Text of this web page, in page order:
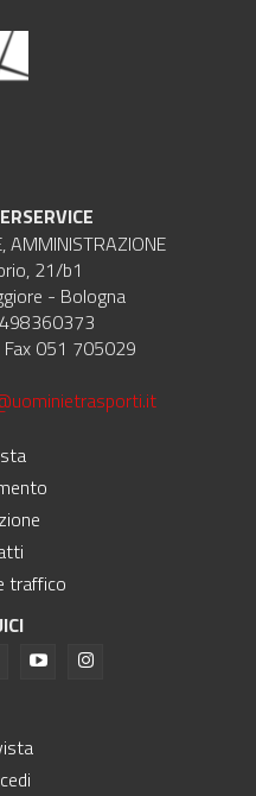
AMMINISTRAZIONE
21/b1
- Bologna
051 705029
traffico